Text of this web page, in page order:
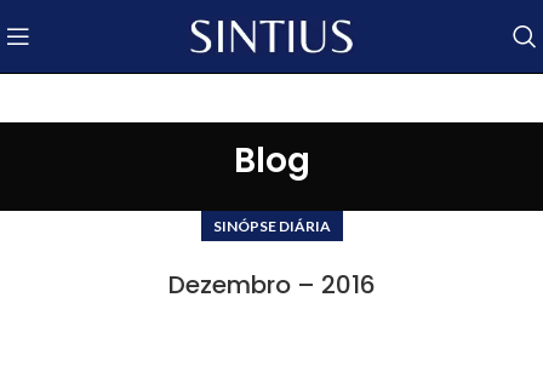
Blog
SINÓPSE DIÁRIA
Dezembro – 2016